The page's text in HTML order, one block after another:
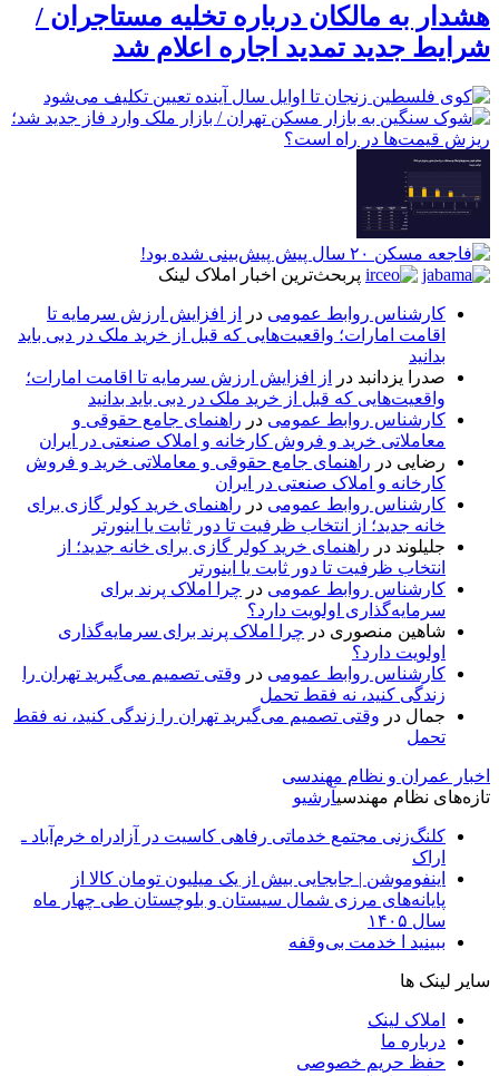
هشدار به مالکان درباره تخلیه مستاجران /
شرایط جدید تمدید اجاره اعلام شد
پربحث‌ترین اخبار املاک لینک
کارشناس روابط عمومی در
از افزایش ارزش سرمایه تا
اقامت امارات؛ واقعیت‌هایی که قبل از خرید ملک در دبی باید
بدانید
صدرا یزدانبد در
از افزایش ارزش سرمایه تا اقامت امارات؛
واقعیت‌هایی که قبل از خرید ملک در دبی باید بدانید
کارشناس روابط عمومی در راهنمای جامع حقوقی و
معاملاتی خرید و فروش کارخانه و املاک صنعتی در ایران
رضایی در راهنمای جامع حقوقی و معاملاتی خرید و فروش
کارخانه و املاک صنعتی در ایران
کارشناس روابط عمومی در راهنمای خرید کولر گازی برای
خانه جدید؛ از انتخاب ظرفیت تا دور ثابت یا اینورتر
جلیلوند در راهنمای خرید کولر گازی برای خانه جدید؛ از
انتخاب ظرفیت تا دور ثابت یا اینورتر
کارشناس روابط عمومی در چرا املاک پرند برای
سرمایه‌گذاری اولویت دارد؟
شاهین منصوری در چرا املاک پرند برای سرمایه‌گذاری
اولویت دارد؟
کارشناس روابط عمومی در وقتی تصمیم می‌گیرید تهران را
زندگی کنید، نه فقط تحمل
جمال در وقتی تصمیم می‌گیرید تهران را زندگی کنید، نه فقط
تحمل
اخبار عمران و نظام مهندسی
تازه‌های نظام مهندسیآرشیو
کلنگ‌زنی مجتمع خدماتی رفاهی کاسیت در آزادراه خرم‌آباد ـ
اراک
اینفوموشن | جابجایی بیش از یک میلیون تومان کالا از
پایانه‌های مرزی شمال سیستان و بلوچستان طی چهار ماه
سال ۱۴۰۵
ببینید ا خدمت بی‌وقفه
سایر لینک ها
املاک لینک
درباره ما
حفظ حریم خصوصی